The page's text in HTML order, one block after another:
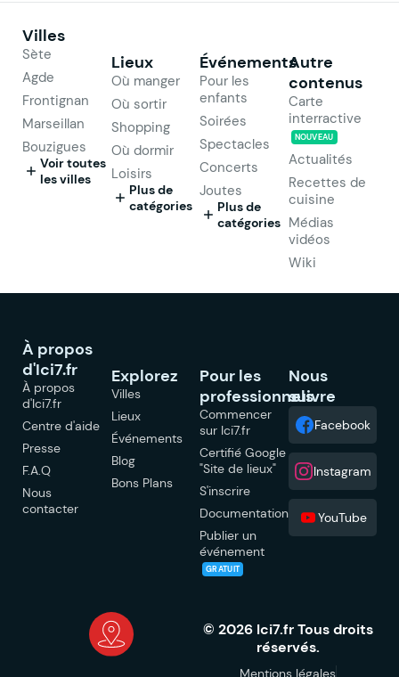
Villes
Sète
Agde
Frontignan
Marseillan
Bouzigues
Voir toutes
les villes
Lieux
Où manger
Où sortir
Shopping
Où dormir
Loisirs
Plus de
catégories
Événements
Pour les
enfants
Soirées
Spectacles
Concerts
Joutes
Plus de
catégories
Autre
contenus
Carte
interractive
NOUVEAU
Actualités
Recettes de
cuisine
Médias
vidéos
Wiki
À propos
d'Ici7.fr
À propos
d'Ici7.fr
Centre d'aide
Presse
F.A.Q
Nous
contacter
Explorez
Villes
Lieux
Événements
Blog
Bons Plans
Pour les
professionnels
Commencer
sur Ici7.fr
Certifié Google
"Site de lieux"
S'inscrire
Documentation
Publier un
événement
GRATUIT
Nous
suivre
Facebook
Instagram
YouTube
© 2026 Ici7.fr Tous droits
réservés.
Mentions légales